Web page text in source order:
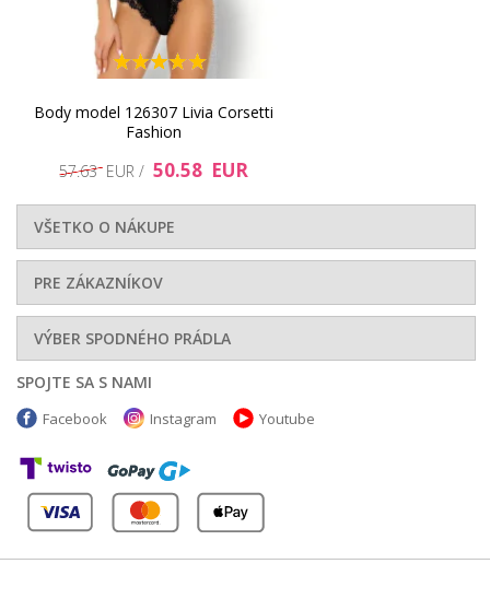
Body model 126307 Livia Corsetti
Fashion
57.63 EUR / 50.58 EUR
VŠETKO O NÁKUPE
PRE ZÁKAZNÍKOV
VÝBER SPODNÉHO PRÁDLA
SPOJTE SA S NAMI
Facebook Instagram Youtube